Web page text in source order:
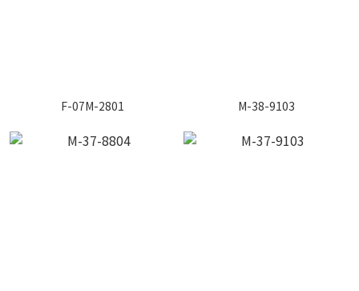
F-07M-2801 M-38-9103